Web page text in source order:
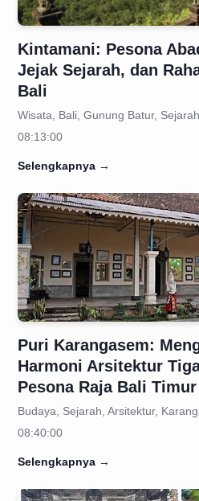
Kintamani: Pesona
Jejak Sejarah, dan
Bali
Wisata, Bali, Gunung Batur,
08:13:00
Selengkapnya →
Puri Karangasem:
Harmoni Arsitektur
Pesona Raja Bali Timur
Budaya, Sejarah, Arsitektur,
08:40:00
Selengkapnya →